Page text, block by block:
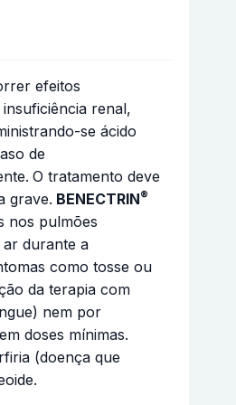
efeitos
renal,
se ácido
de
O tratamento deve
grave. BENECTRIN®
nos pulmões
ar durante a
como tosse ou
da terapia com
nem por
doses mínimas.
(doença que